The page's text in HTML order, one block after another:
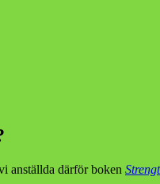
anställda därför boken